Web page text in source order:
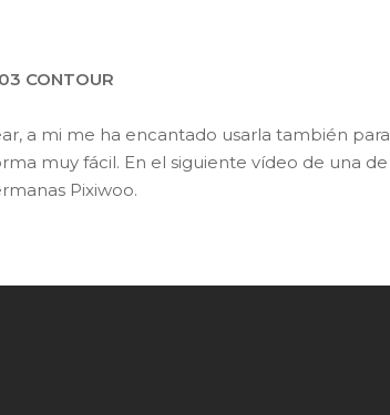
CONTOUR
a mi me ha encantado usarla también para
muy fácil. En el siguiente vídeo de una de
Pixiwoo.